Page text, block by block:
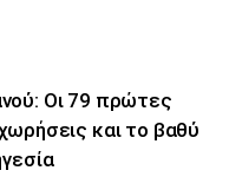
Οι 79 πρώτες
και το βαθύ